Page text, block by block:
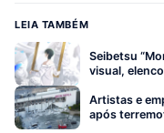
LEIA TAMBÉM
Seibetsu
visual,
Artistas e
após